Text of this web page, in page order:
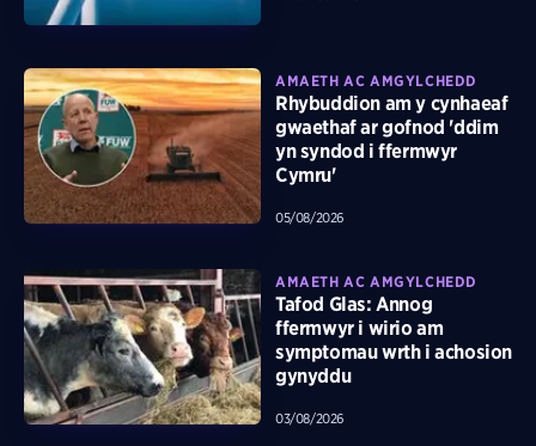
AMAETH AC AMGYLCHEDD
Rhybuddion am y cynhaeaf
gwaethaf ar gofnod 'ddim
yn syndod i ffermwyr
Cymru'
05/08/2026
AMAETH AC AMGYLCHEDD
Tafod Glas: Annog
ffermwyr i wirio am
symptomau wrth i achosion
gynyddu
03/08/2026